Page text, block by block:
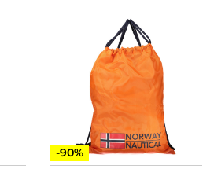
-90%